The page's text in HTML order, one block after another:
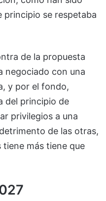
principio se respetaba
de la propuesta
negociado con una
y por el fondo,
del principio de
privilegios a una
de las otras,
tiene más tiene que